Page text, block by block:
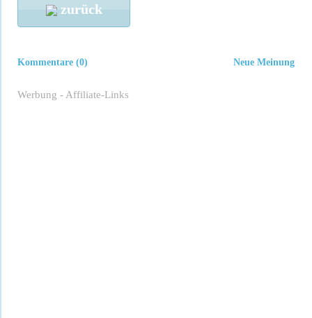
zurück
Neue Meinung
Kommentare (0)
Werbung - Affiliate-Links